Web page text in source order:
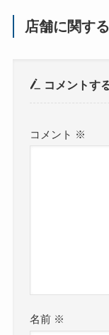
店舗に関す
コメントす
コメント ※
名前 ※